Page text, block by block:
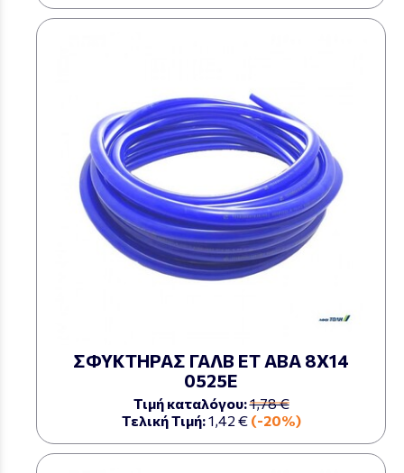
ΣΦΥΚΤΗΡΑΣ ΓΑΛΒ ΕΤ ΑΒΑ 8Χ14
0525Ε
Τιμή καταλόγου:1,78 €
Τελική Τιμή:1,42 € (-20%)